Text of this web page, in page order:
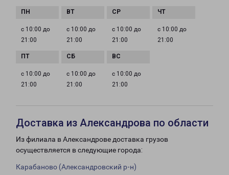
с 10:00 до
21:00
с 10:00 до
21:00
с 10:00 до
21:00
с 10:00 до
21:00
с 10:00 до
21:00
с 10:00 до
21:00
с 10:00 до
21:00
Доставка из Александрова по области
Из филиала в Александрове доставка грузов
осуществляется в следующие города:
Карабаново (Александровский р-н)